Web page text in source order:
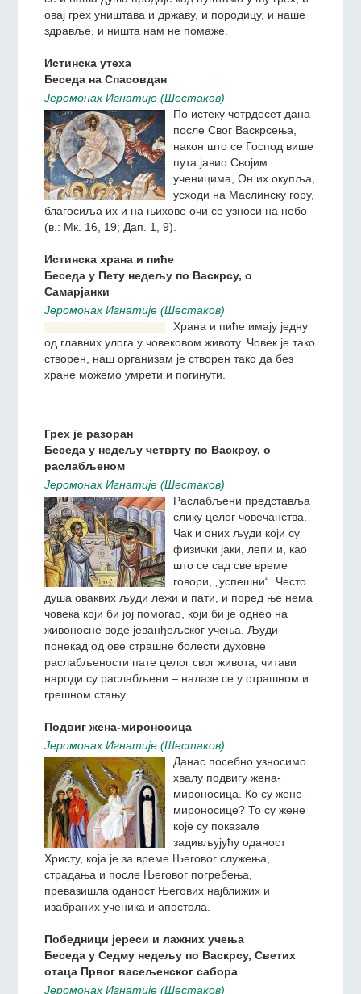
је војска Ахмат-Гиреја одводила хришћане, Русе, у
ропство, као што их је продавала на пијаци, тако
се и наша душа продаје кад пуштамо у њу грех, и
овај грех уништава и државу, и породицу, и наше
здравље, и ништа нам не помаже.
Истинска утеха
Беседа на Спасовдан
Jeромонах Игнатиjе (Шестаков)
По истеку четрдесет дана
после Свог Васкрсења,
након што се Господ више
пута јавио Својим
ученицима, Он их окупља,
(в.: Мк. 16, 19; Дап. 1, 9).
Истинска храна и пиће
Беседа у Пету недељу по Васкрсу, о
Jeромонах Игнатиjе (Шестаков)
Храна и пиће имају једну
од главних улога у
да без хране можемо
умрети и погинути.
Грех jе разоран
Беседа у недељу четврту по Васкрсу, о
раслабљеном
Jeромонах Игнатиjе (Шестаков)
Раслабљени представља
слику целог човечанства.
Чак и оних људи који су
физички јаки, лепи и, као
што се сад све време
говори, „успешни“. Често
душа оваквих људи лежи и пати, и поред ње нема
човека који би јој помогао, који би је однео на
живоносне воде јеванђељског учења. Људи
раслабљености пате целог свог живота; читави
народи су раслабљени – налазе се у страшном и
грешном стању.
Подвиг жена-мироносица
Jeромонах Игнатиjе (Шестаков)
Данас посебно узносимо
хвалу подвигу жена-
мироносица. Ко су жене-
мироносице? То су жене
које су показале
задивљујућу оданост
страдања и после Његовог погребења,
превазишла оданост Његових најближих и
изабраних ученика и апостола.